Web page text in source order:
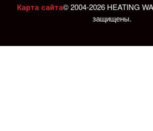
Карта сайта© 2004-2026 HEATING
защищены.